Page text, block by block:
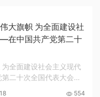
大旗帜 为全面建设社
在中国共产党第二十
全面建设社会主义现代
二十次全国代表大会上
554